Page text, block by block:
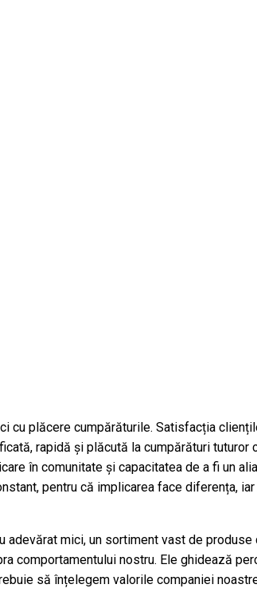
plăcere cumpărăturile. Satisfacția
rapidă și plăcută la cumpărături tuturor
în comunitate și capacitatea de a fi un
pentru că implicarea face diferența,
mici, un sortiment vast de
comportamentului nostru. Ele ghidează
să înțelegem valorile companiei